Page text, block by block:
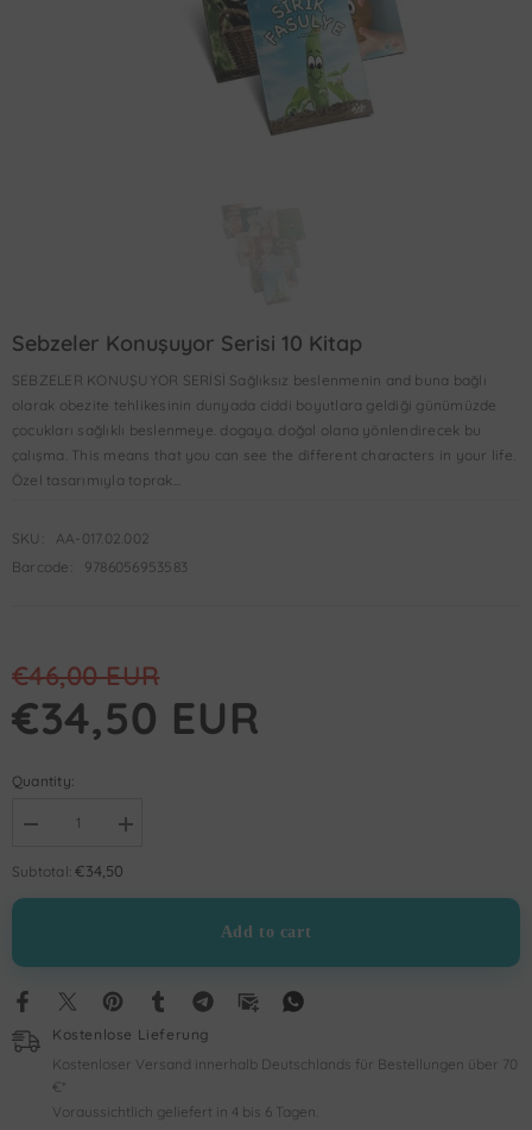
Sebzeler Konuşuyor Serisi 10 Kitap
SEBZELER KONUŞUYOR SERİSİ Sağlıksız beslenmenin and buna bağlı
olarak obezite tehlikesinin dunyada ciddi boyutlara geldiği günümüzde
çocukları sağlıklı beslenmeye. dogaya. doğal olana yönlendirecek bu
çalışma. This means that you can see the different characters in your life.
Özel tasarımıyla toprak...
SKU:
AA-017.02.002
Barcode:
9786056953583
€46,00 EUR
€34,50 EUR
Quantity:
Decrease
for
Konuşuyor
Increase
Konuşuyor
Subtotal:€34,50
Add to cart
Kostenlose Lieferung
Kostenloser Versand innerhalb Deutschlands für Bestellungen über 70
€*
Voraussichtlich geliefert in 4 bis 6 Tagen.